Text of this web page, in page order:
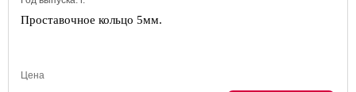
Проставочное кольцо 5мм.
Цена